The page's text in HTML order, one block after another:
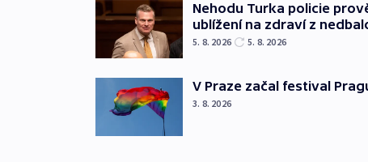
Nehodu Turka policie
ublížení na zdraví z
5. 8. 2026 5. 8. 2026
V Praze začal festival
3. 8. 2026